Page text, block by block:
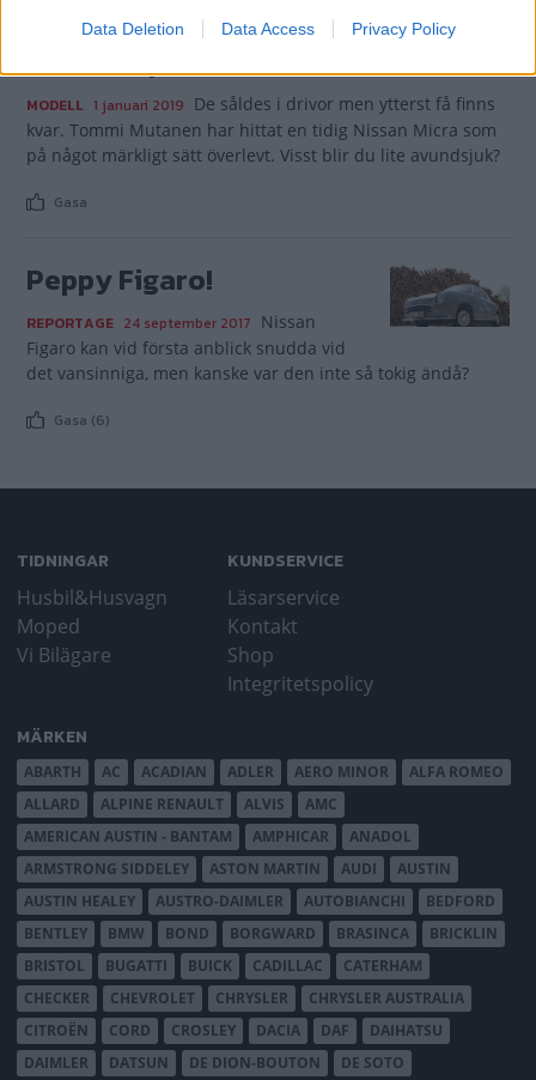
Data Deletion Data Access Privacy Policy
Nissan Micra var märkets
första supermini
MODELL 1 januari 2019 De såldes i drivor men ytterst få finns
kvar. Tommi Mutanen har hittat en tidig Nissan Micra som
på något märkligt sätt överlevt. Visst blir du lite avundsjuk?
Gasa
Peppy Figaro!
REPORTAGE 24 september 2017 Nissan
Figaro kan vid första anblick snudda vid
det vansinniga, men kanske var den inte så tokig ändå?
Gasa (6)
TIDNINGAR
Husbil&Husvagn
Moped
Vi Bilägare
KUNDSERVICE
Läsarservice
Kontakt
Shop
Integritetspolicy
MÄRKEN
ABARTH AC ACADIAN ADLER AERO MINOR
ALFA ROMEO
ALLARD
ALPINE RENAULT ALVIS
AMC
AMERICAN AUSTIN - BANTAM
AMPHICAR
ANADOL
ARMSTRONG SIDDELEY
ASTON MARTIN AUDI
AUSTIN
AUSTIN HEALEY
AUSTRO-DAIMLER AUTOBIANCHI
BEDFORD
BENTLEY
BMW BOND BORGWARD BRASINCA
BRICKLIN
BRISTOL
BUGATTI BUICK CADILLAC
CATERHAM
CHECKER
CHEVROLET CHRYSLER
CHRYSLER AUSTRALIA
CITROËN
CORD CROSLEY DACIA DAF
DAIHATSU
DAIMLER
DATSUN DE DION-BOUTON
DE SOTO